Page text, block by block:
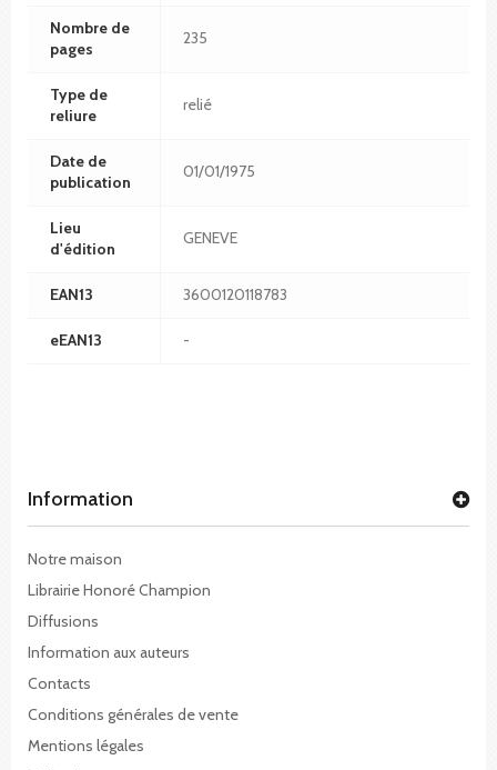
Nombre de
pages
235
Type de
reliure
relié
Date de
publication
01/01/1975
Lieu
d'édition
GENEVE
EAN13 3600120118783
eEAN13 -
Information
Notre maison
Librairie Honoré Champion
Diffusions
Information aux auteurs
Contacts
Conditions générales de vente
Mentions légales